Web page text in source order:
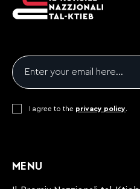
MENU
Email
Consent*
I agree to the privacy policy.